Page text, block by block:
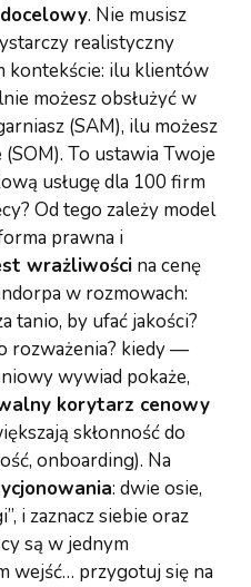
. Nie musisz
realistyczny
kontekście: ilu klientów
możesz obsłużyć w
(SAM), ilu możesz
To ustawia Twoje
usługę dla 100 firm
Od tego zależy model
prawna i
wrażliwości na cenę
w rozmowach:
tanio, by ufać jakości?
rozważenia? kiedy —
wywiad pokaże,
korytarz cenowy
skłonność do
onboarding). Na
: dwie osie,
i zaznacz siebie oraz
są w jednym
wejść… przygotuj się na